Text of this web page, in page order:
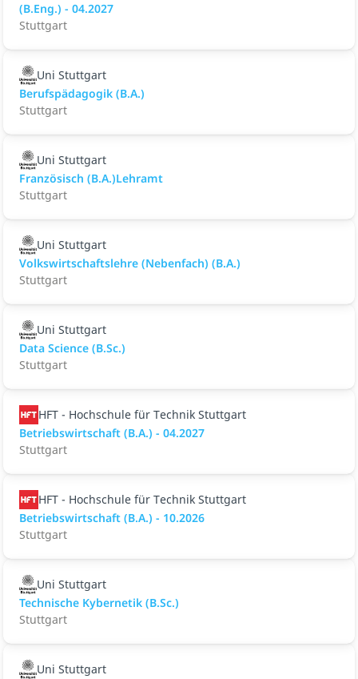
(B.Eng.) - 04.2027
Stuttgart
Uni Stuttgart
Berufspädagogik (B.A.)
Stuttgart
Uni Stuttgart
Französisch (B.A.)Lehramt
Stuttgart
Uni Stuttgart
Volkswirtschaftslehre (Nebenfach) (B.A.)
Stuttgart
Uni Stuttgart
Data Science (B.Sc.)
Stuttgart
HFT - Hochschule für Technik Stuttgart
Betriebswirtschaft (B.A.) - 04.2027
Stuttgart
HFT - Hochschule für Technik Stuttgart
Betriebswirtschaft (B.A.) - 10.2026
Stuttgart
Uni Stuttgart
Technische Kybernetik (B.Sc.)
Stuttgart
Uni Stuttgart